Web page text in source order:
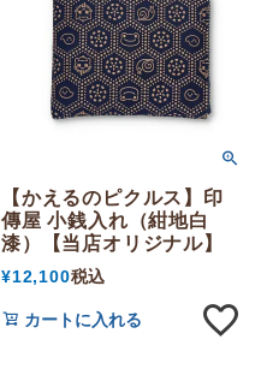
【かえるのピクルス】印
傳屋 小銭入れ（紺地白
漆）【当店オリジナル】
¥12,100税込
カートに入れる